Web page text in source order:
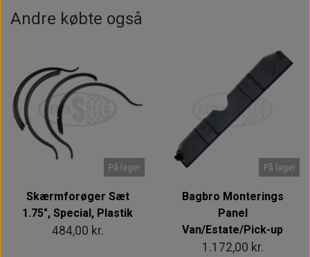
Andre købte også
På lager
Skærmforøger Sæt
1.75", Special, Plastik
484,00 kr.
På lager
Bagbro Monterings
Panel
Van/Estate/Pick-up
1.172,00 kr.